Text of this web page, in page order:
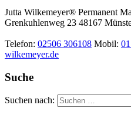
Jutta Wilkemeyer® Permanent
Grenkuhlenweg 23 48167
Telefon: 02506 306108 Mobil:
wilkemeyer.de
Suche
Suchen nach: